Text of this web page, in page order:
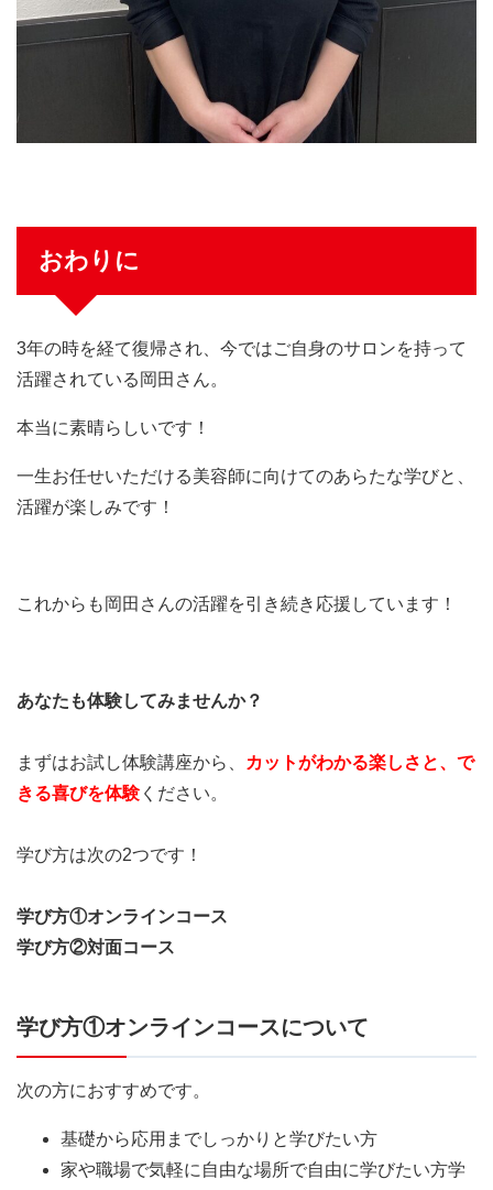
おわりに
3年の時を経て復帰され、今ではご自身のサロンを持って
活躍されている岡田さん。
本当に素晴らしいです！
一生お任せいただける美容師に向けてのあらたな学びと、
活躍が楽しみです！
これからも岡田さんの活躍を引き続き応援しています！
あなたも体験してみませんか？
まずはお試し体験講座から、 カットがわかる楽しさと、 で
きる喜びを体験ください。
学び方は次の2つです！
学び方①オンラインコース
学び方②対面コース
学び方①オンラインコースについて
次の方におすすめです。
基礎から応用までしっかりと学びたい方
家や職場で気軽に自由な場所で自由に学びたい方学